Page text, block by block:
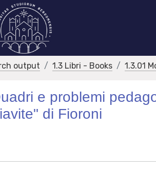
output 1.3 Libri - Books 1.3.01
e problemi
di Fioroni